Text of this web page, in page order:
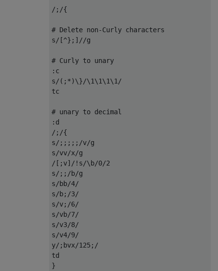
s/;;;;/v/g
y/v/;/
/;/{
# Delete non-Curly characters
s/[^};]//g
# Curly to unary
:c
s/(;*)\}/\1\1\1\1/
tc
# unary to decimal
:d
/;/{
s/;;;;;/v/g
s/vv/x/g
/[;v]/!s/\b/0/2
s/;;/b/g
s/bb/4/
s/b;/3/
s/v;/6/
s/vb/7/
s/v3/8/
s/v4/9/
y/;bvx/125;/
td
}